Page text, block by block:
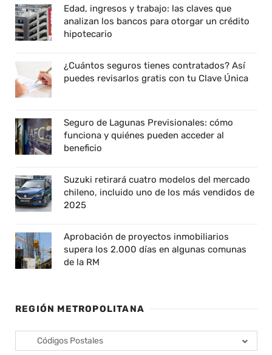
Edad, ingresos y trabajo: las claves que
analizan los bancos para otorgar un crédito
hipotecario
¿Cuántos seguros tienes contratados? Así
puedes revisarlos gratis con tu Clave Única
Seguro de Lagunas Previsionales: cómo
funciona y quiénes pueden acceder al
beneficio
Suzuki retirará cuatro modelos del mercado
chileno, incluido uno de los más vendidos de
2025
Aprobación de proyectos inmobiliarios
supera los 2.000 días en algunas comunas
de la RM
REGIÓN METROPOLITANA
Códigos Postales